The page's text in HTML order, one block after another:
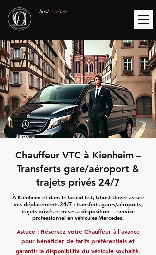
Ghost Driver
Chauffeur VTC à Kienheim –
Transferts gare/aéroport &
trajets privés 24/7
À Kienheim et dans le Grand Est, Ghost Driver assure
vos déplacements 24/7 : transferts gares/aéroports,
trajets privés et mises à disposition — service
professionnel en véhicules Mercedes.
Astuce : Réservez votre Chauffeur à l'avance
pour bénéficier de tarifs préférentiels et
garantir la disponibilité du véhicule souhaité.